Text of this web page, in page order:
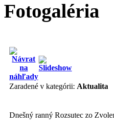
Fotogaléria
Zaradené v kategórii: Aktualita
Dnešný ranný Rozsutec zo